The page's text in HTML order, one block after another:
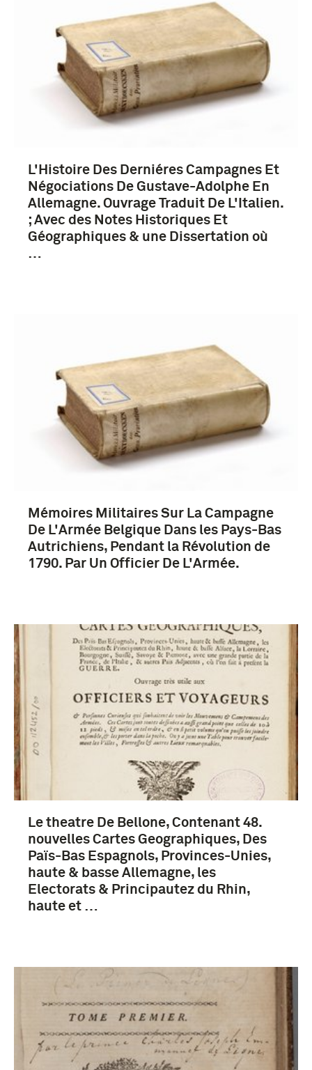
L'Histoire Des Derniéres Campagnes Et
Négociations De Gustave-Adolphe En
Allemagne. Ouvrage Traduit De L'Italien.
; Avec des Notes Historiques Et
Géographiques & une Dissertation où
…
Mémoires Militaires Sur La Campagne
De L'Armée Belgique Dans les Pays-Bas
Autrichiens, Pendant la Révolution de
1790. Par Un Officier De L'Armée.
Le theatre De Bellone, Contenant 48.
nouvelles Cartes Geographiques, Des
Païs-Bas Espagnols, Provinces-Unies,
haute & basse Allemagne, les
Electorats & Principautez du Rhin,
haute et …